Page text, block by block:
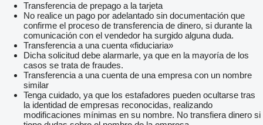
Transferencia de prepago a la tarjeta
No realice un pago por adelantado sin documentación que
confirme el proceso de transferencia de dinero, si durante la
comunicación con el vendedor ha surgido alguna duda.
Transferencia a una cuenta «fiduciaria»
Dicha solicitud debe alarmarle, ya que en la mayoría de los
casos se trata de fraudes.
Transferencia a una cuenta de una empresa con un nombre
similar
Tenga cuidado, ya que los estafadores pueden ocultarse tras
la identidad de empresas reconocidas, realizando
modificaciones mínimas en su nombre. No transfiera dinero si